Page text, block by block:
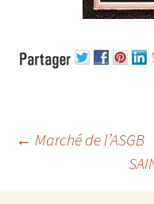
← Marché de l’ASGB